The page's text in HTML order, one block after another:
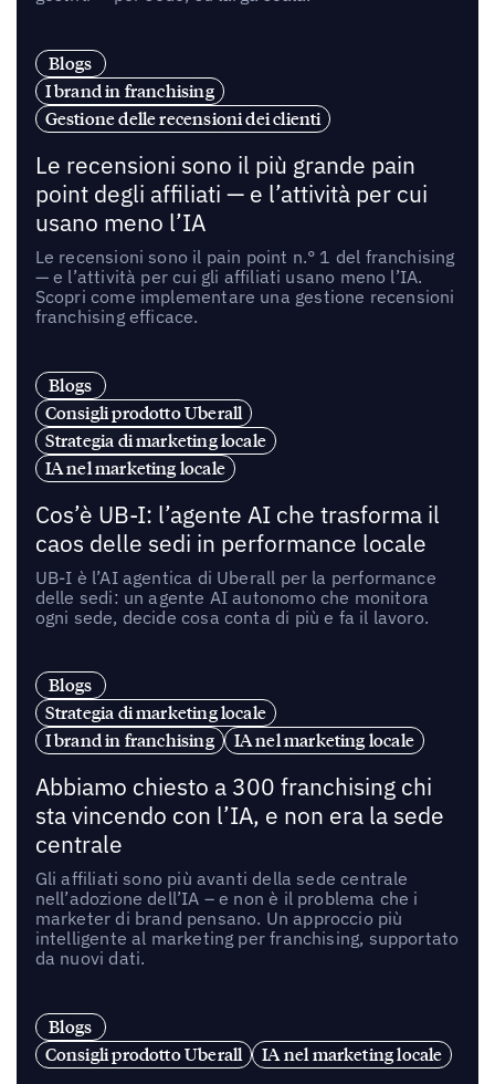
Blogs
I brand in franchising
Gestione delle recensioni dei clienti
Le recensioni sono il più grande pain
point degli affiliati — e l’attività per cui
usano meno l’IA
Le recensioni sono il pain point n.° 1 del franchising
— e l’attività per cui gli affiliati usano meno l’IA.
Scopri come implementare una gestione recensioni
franchising efficace.
Blogs
Consigli prodotto Uberall
Strategia di marketing locale
IA nel marketing locale
Cos’è UB-I: l’agente AI che trasforma il
caos delle sedi in performance locale
UB-I è l’AI agentica di Uberall per la performance
delle sedi: un agente AI autonomo che monitora
ogni sede, decide cosa conta di più e fa il lavoro.
Blogs
Strategia di marketing locale
I brand in franchising
IA nel marketing locale
Abbiamo chiesto a 300 franchising chi
sta vincendo con l’IA, e non era la sede
centrale
Gli affiliati sono più avanti della sede centrale
nell’adozione dell’IA – e non è il problema che i
marketer di brand pensano. Un approccio più
intelligente al marketing per franchising, supportato
da nuovi dati.
Blogs
Consigli prodotto Uberall
IA nel marketing locale